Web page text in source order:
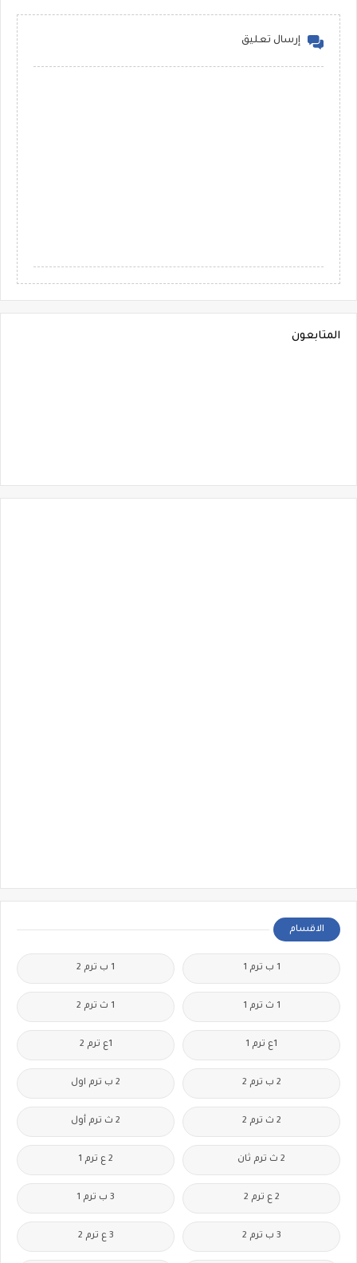
إرسال تعليق
المتابعون
الاقسام
1 ب ترم 1 1 ب ترم 2
1 ث ترم 1 1 ث ترم 2
1ع ترم 1 1ع ترم 2
2 ب ترم 2 2 ب ترم اول
2 ث ترم 2 2 ث ترم أول
2 ث ترم ثان 2 ع ترم 1
2 ع ترم 2 3 ب ترم 1
3 ب ترم 2 3 ع ترم 2